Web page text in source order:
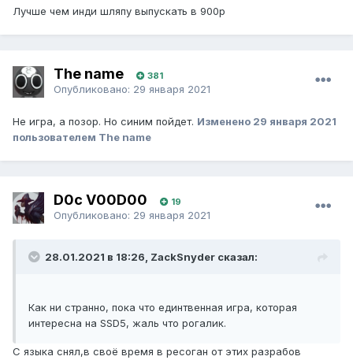
Лучше чем инди шляпу выпускать в 900р
The name 381
Опубликовано: 29 января 2021
Не игра, а позор. Но синим пойдет. Изменено 29 января 2021
пользователем The name
D0c V00D00 19
Опубликовано: 29 января 2021
28.01.2021 в 18:26, ZackSnyder сказал:
Как ни странно, пока что единтвенная игра, которая
интересна на SSD5, жаль что рогалик.
С языка снял,в своё время в ресоган от этих разрабов